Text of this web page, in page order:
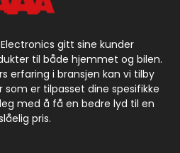
Electronics gitt sine kunder
til både hjemmet og bilen.
erfaring i bransjen kan vi tilby
som er tilpasset dine spesifikke
med å få en bedre lyd til en
pris.